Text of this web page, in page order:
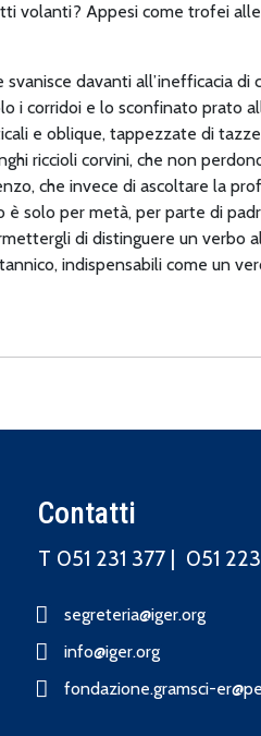
volanti? Appesi come trofei
davanti all’inefficacia
i corridoi e lo sconfinato prato
e oblique, tappezzate di
riccioli corvini, che non
che invece di ascoltare la
solo per metà, per parte di
di distinguere un verbo
indispensabili come un
Contatti
T 051 231 377 | 051
segreteria@iger.org
info@iger.org
fondazione.gramsci-